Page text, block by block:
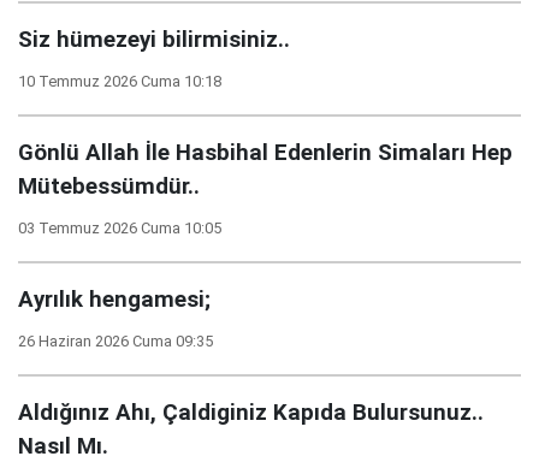
Siz hümezeyi bilirmisiniz..
10 Temmuz 2026 Cuma 10:18
Gönlü Allah İle Hasbihal Edenlerin Simaları Hep
Mütebessümdür..
03 Temmuz 2026 Cuma 10:05
Ayrılık hengamesi;
26 Haziran 2026 Cuma 09:35
Aldığınız Ahı, Çaldiginiz Kapıda Bulursunuz..
Nasıl Mı.